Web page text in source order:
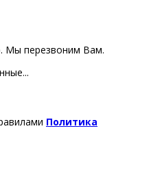
Мы перезвоним Вам.
Политика